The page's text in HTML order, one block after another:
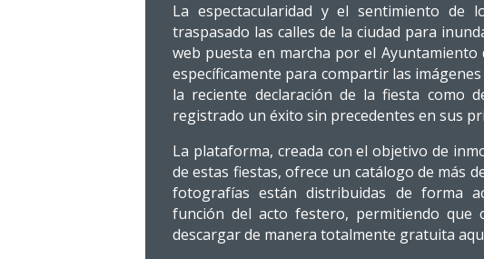
La espectacularidad y el sentimiento de
traspasado las calles de la ciudad para
web puesta en marcha por el Ayuntamiento
específicamente para compartir las
la reciente declaración de la fiesta como
registrado un éxito sin precedentes en sus
La plataforma, creada con el objetivo de
de estas fiestas, ofrece un catálogo de más
fotografías están distribuidas de forma
función del acto festero, permitiendo que
descargar de manera totalmente gratuita